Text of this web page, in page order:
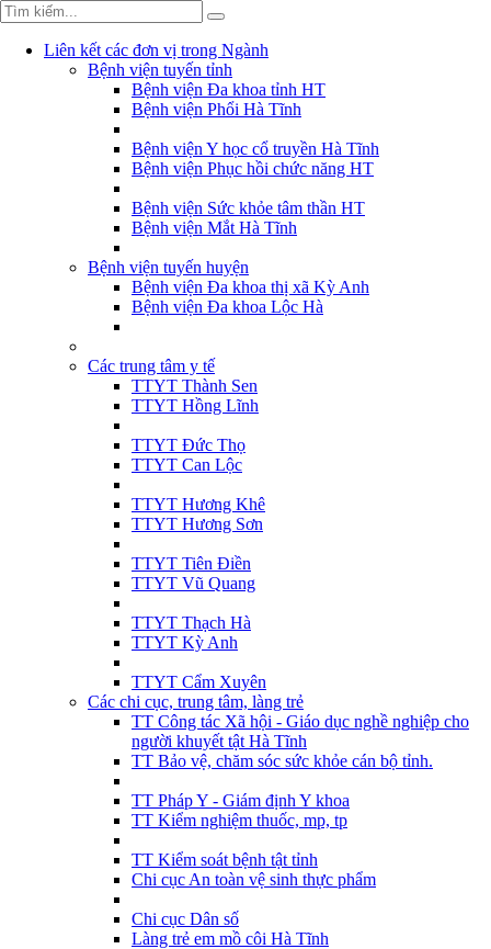
Liên kết các đơn vị trong Ngành
Bệnh viện tuyến tỉnh
Bệnh viện Đa khoa tỉnh HT
Bệnh viện Phổi Hà Tĩnh
Bệnh viện Y học cổ truyền Hà Tĩnh
Bệnh viện Phục hồi chức năng HT
Bệnh viện Sức khỏe tâm thần HT
Bệnh viện Mắt Hà Tĩnh
Bệnh viện tuyến huyện
Bệnh viện Đa khoa thị xã Kỳ Anh
Bệnh viện Đa khoa Lộc Hà
Các trung tâm y tế
TTYT Thành Sen
TTYT Hồng Lĩnh
TTYT Đức Thọ
TTYT Can Lộc
TTYT Hương Khê
TTYT Hương Sơn
TTYT Tiên Điền
TTYT Vũ Quang
TTYT Thạch Hà
TTYT Kỳ Anh
TTYT Cẩm Xuyên
Các chi cục, trung tâm, làng trẻ
TT Công tác Xã hội - Giáo dục nghề nghiệp cho
người khuyết tật Hà Tĩnh
TT Bảo vệ, chăm sóc sức khỏe cán bộ tỉnh.
TT Pháp Y - Giám định Y khoa
TT Kiểm nghiệm thuốc, mp, tp
TT Kiểm soát bệnh tật tỉnh
Chi cục An toàn vệ sinh thực phẩm
Chi cục Dân số
Làng trẻ em mồ côi Hà Tĩnh